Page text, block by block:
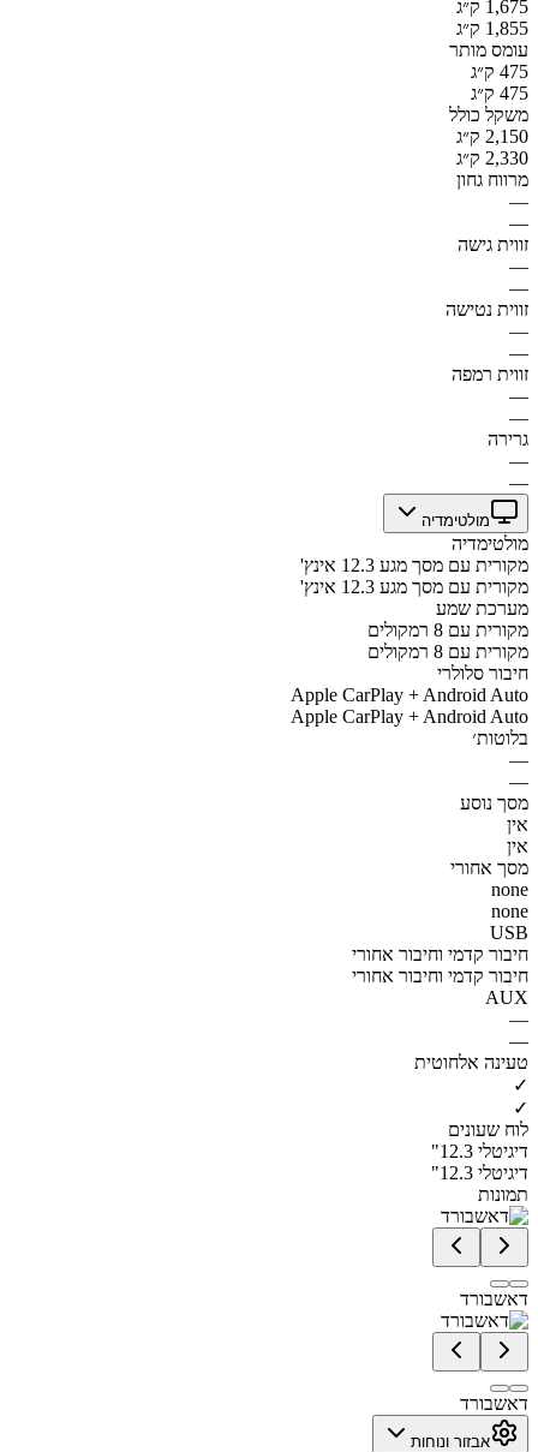
1,675 ק״ג
1,855 ק״ג
עומס מותר
475 ק״ג
475 ק״ג
משקל כולל
2,150 ק״ג
2,330 ק״ג
מרווח גחון
—
—
זווית גישה
—
—
זווית נטישה
—
—
זווית רמפה
—
—
גרירה
—
—
מולטימדיה
מולטימדיה
מקורית עם מסך מגע 12.3 אינץ'
מקורית עם מסך מגע 12.3 אינץ'
מערכת שמע
מקורית עם 8 רמקולים
מקורית עם 8 רמקולים
חיבור סלולרי
Apple CarPlay + Android Auto
Apple CarPlay + Android Auto
בלוטות׳
—
—
מסך נוסע
אין
אין
מסך אחורי
none
none
USB
חיבור קדמי וחיבור אחורי
חיבור קדמי וחיבור אחורי
AUX
—
—
טעינה אלחוטית
✓
✓
לוח שעונים
דיגיטלי 12.3"
דיגיטלי 12.3"
תמונות
דאשבורד
דאשבורד
אבזור ונוחות